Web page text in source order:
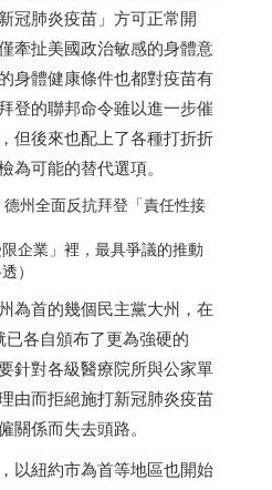
冠肺炎疫苗」方可正常開
牽扯美國政治敏感的身體意
身體健康條件也都對疫苗有
登的聯邦命令雖以進一步催
但後來也配上了各種打折折
為可能的替代選項。
企業」裡，最具爭議的推動
）
為首的幾個民主黨大州，在
各自頒布了更為強硬的
針對各級醫療院所與公家單
由而拒絕施打新冠肺炎疫苗
關係而失去頭路。
以紐約市為首等地區也開始